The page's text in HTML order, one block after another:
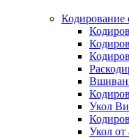
Кодирование
Укол
Укол от